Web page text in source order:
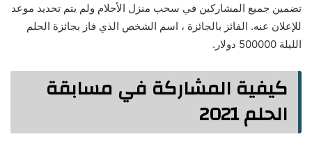
تضمين جميع المشاركين في سحب منزل الأحلام ولم يتم تحديد موعد
للإعلان عنه. الفائز بالجائزة ، اسم الشخص الذي فاز بجائزة الحلم
الليلة 500000 دولار.
كيفية المشاركة في مسابقة
الحلم 2021